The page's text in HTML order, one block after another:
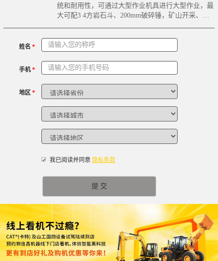
广东省梅州市用户 175****6728咨询了303CR的价格
广东省佛山市用户 199****9371咨询了卡特大型挖掘机【国四】
山东省济宁市用户 150****9932咨询了CAt320的价格
湖南省常德市用户 132****8588咨询了卡特355的价格
广东省广州市用户 181****4862咨询了卡特大型挖掘机【国四】
广东省佛山市用户 183****3726咨询了卡特彼勒320的价格
陕西省汉中市用户 189****7826咨询了卡特挖掘机【国四】的价
广东省云浮市用户 135****9158咨询了卡特彼勒305.5的价格
广东省广州市用户 176****0629咨询了卡特微型挖掘机【国四】
广东省惠州市用户 138****0037咨询了卡特挖掘机【国四】的价
广东省深圳市用户 156****4564咨询了420F2的价格
广西壮族自治区贵港市用户 130****4512咨询了【卡特307】卡
统和耐用性，可通过大型作业机具进行大型作业，最
大可配3 4方岩石斗、200mm破碎锤，矿山开采、破
姓名 *
手机*
地区 *
✔ 我已阅读并同意 隐私条款